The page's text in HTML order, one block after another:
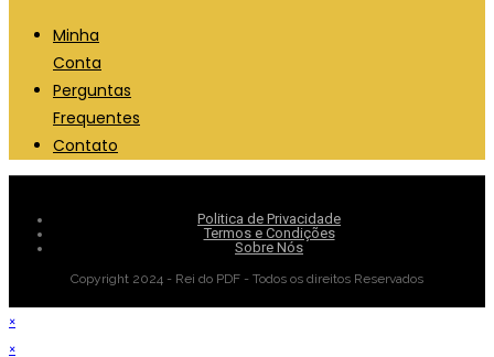
Minha
Conta
Perguntas
Frequentes
Contato
Politica de Privacidade
Termos e Condições
Sobre Nós
Copyright 2024 - Rei do PDF - Todos os direitos Reservados
×
×